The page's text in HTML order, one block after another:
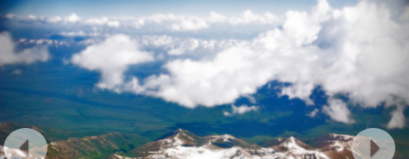
Предыдущий